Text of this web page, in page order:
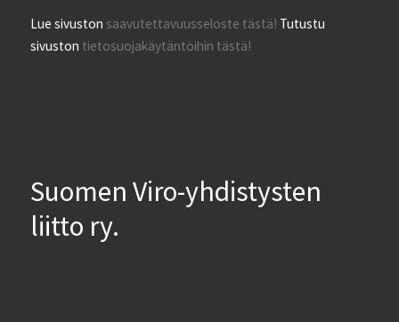
Lue sivustonsaavutettavuusseloste tästä! Tutustu
sivuston tietosuojakäytäntöihin tästä!
Suomen Viro-yhdistysten
liitto ry.